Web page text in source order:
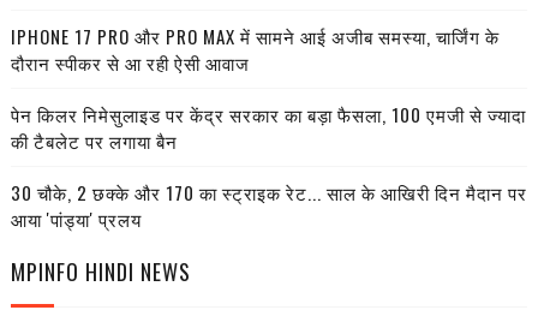
IPHONE 17 PRO और PRO MAX में सामने आई अजीब समस्या, चार्जिंग के
दौरान स्पीकर से आ रही ऐसी आवाज
पेन किलर निमेसुलाइड पर केंद्र सरकार का बड़ा फैसला, 100 एमजी से ज्यादा
की टैबलेट पर लगाया बैन
30 चौके, 2 छक्के और 170 का स्ट्राइक रेट... साल के आखिरी दिन मैदान पर
आया 'पांड्या' प्रलय
MPINFO HINDI NEWS